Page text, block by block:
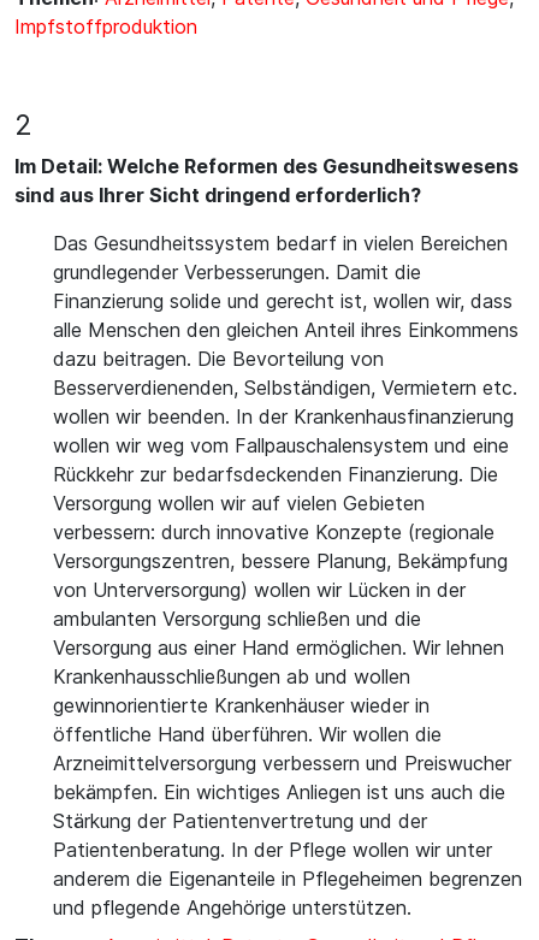
Impfstoffproduktion
2
Im Detail: Welche Reformen des Gesundheitswesens
sind aus Ihrer Sicht dringend erforderlich?
Das Gesundheitssystem bedarf in vielen Bereichen
grundlegender Verbesserungen. Damit die
Finanzierung solide und gerecht ist, wollen wir, dass
alle Menschen den gleichen Anteil ihres Einkommens
dazu beitragen. Die Bevorteilung von
Besserverdienenden, Selbständigen, Vermietern etc.
wollen wir beenden. In der Krankenhausfinanzierung
wollen wir weg vom Fallpauschalensystem und eine
Rückkehr zur bedarfsdeckenden Finanzierung. Die
Versorgung wollen wir auf vielen Gebieten
verbessern: durch innovative Konzepte (regionale
Versorgungszentren, bessere Planung, Bekämpfung
von Unterversorgung) wollen wir Lücken in der
ambulanten Versorgung schließen und die
Versorgung aus einer Hand ermöglichen. Wir lehnen
Krankenhausschließungen ab und wollen
gewinnorientierte Krankenhäuser wieder in
öffentliche Hand überführen. Wir wollen die
Arzneimittelversorgung verbessern und Preiswucher
bekämpfen. Ein wichtiges Anliegen ist uns auch die
Stärkung der Patientenvertretung und der
Patientenberatung. In der Pflege wollen wir unter
anderem die Eigenanteile in Pflegeheimen begrenzen
und pflegende Angehörige unterstützen.